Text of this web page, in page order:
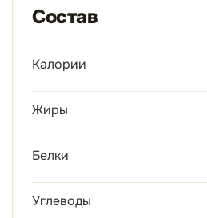
Состав
Калории
Жиры
Белки
Углеводы